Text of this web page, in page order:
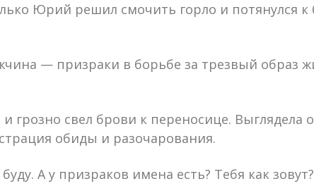
Юрий решил смочить горло и потянулся
— призраки в борьбе за трезвый образ
грозно свел брови к переносице.
обиды и разочарования.
А у призраков имена есть? Тебя как